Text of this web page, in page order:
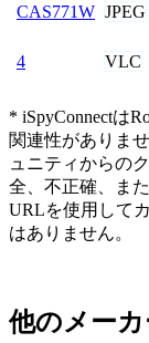
CAS771W JPEG
4 VLC
* iSpyConnectは
関連性がありま
ュニティからの
全、不正確、ま
URLを使用して
はありません。
他のメー